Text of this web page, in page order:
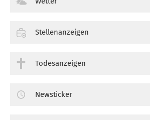
Stellenanzeigen
Todesanzeigen
Newsticker